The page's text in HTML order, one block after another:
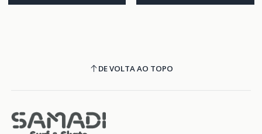
DE VOLTA AO TOPO